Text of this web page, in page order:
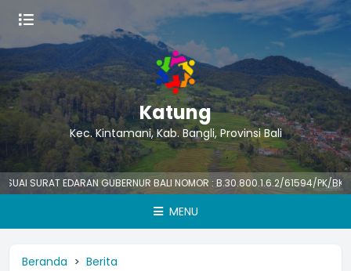
Katung
Kec. Kintamani, Kab. Bangli, Provinsi Bali
EDARAN GUBERNUR BALI NOMOR : B.30.800.1.6.2/61594/PK/BKPSDM
MENU
Beranda Berita